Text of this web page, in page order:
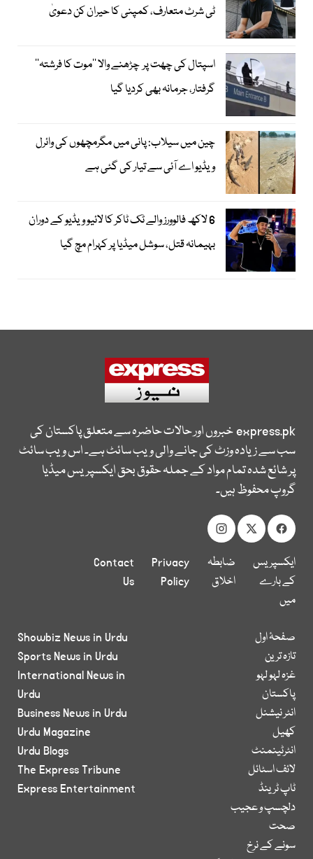
ٹی شرٹ متعارف، کمپنی کا حیران کن دعویٰ
اسپتال کی چھت پر چڑھنے والا ’’موت کا فرشتہ‘‘
گرفتار، جرمانہ بھی کردیا گیا
چین میں سیلاب: پانی میں مگرمچھوں کی وائرل
ویڈیو اے آئی سے تیار کی گئی ہے
6 لاکھ فالوورز والے ٹک ٹاکر کا لائیو ویڈیو کے دوران
بہیمانہ قتل، سوشل میڈیا پر کہرام مچ گیا
express.pkخبروں اور حالات حاضرہ سے متعلق پاکستان کی
سب سے زیادہ وزٹ کی جانے والی ویب سائٹ ہے۔ اس ویب سائٹ
پر شائع شدہ تمام مواد کے جملہ حقوق بحق ایکسپریس میڈیا
گروپ محفوظ ہیں۔
ایکسپریس
کے بارے
میں
ضابطہ
اخلاق
Privacy
Policy
Contact
Us
صفحۂ اول
تازہ ترین
غزہ لہو لہو
پاکستان
انٹر نیشنل
کھیل
انٹرٹینمنٹ
لائف اسٹائل
ٹاپ ٹرینڈ
دلچسپ و عجیب
صحت
سونے کے نرخ
Showbiz News in Urdu
Sports News in Urdu
International News in
Urdu
Business News in Urdu
Urdu Magazine
Urdu Blogs
The Express Tribune
Express Entertainment